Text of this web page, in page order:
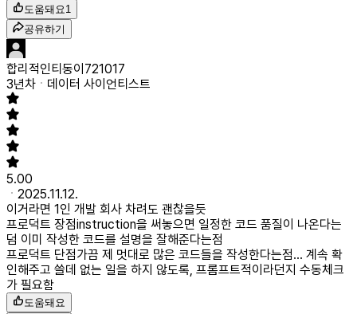
도움돼요1
공유하기
합리적인티동이721017
3년차
데이터 사이언티스트
5.00
2025.11.12.
이거라면 1인 개발 회사 차려도 괜찮을듯
프로덕트 장점instruction을 써놓으면 일정한 코드 품질이 나온다는
덤 이미 작성한 코드를 설명을 잘해준다는점
프로덕트 단점가끔 제 멋대로 많은 코드들을 작성한다는점... 계속 확
인해주고 쓸데 없는 일을 하지 않도록, 프롬프트적이라던지 수동체크
가 필요함
도움돼요